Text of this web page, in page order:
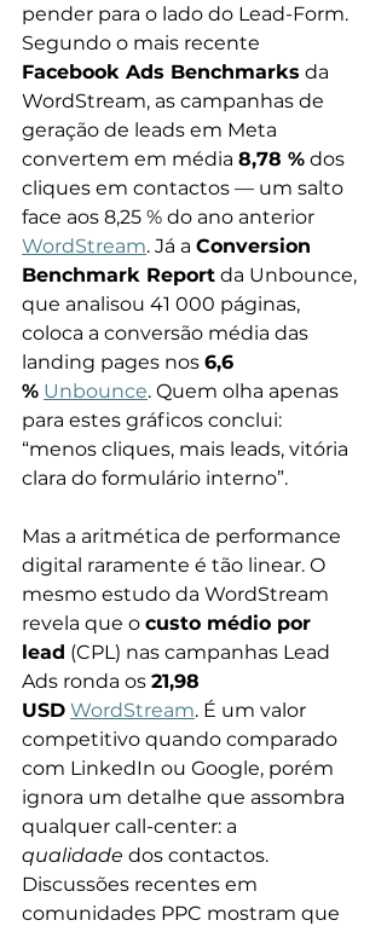
pender para o lado do Lead-Form.
Segundo o mais recente
Facebook Ads Benchmarks da
WordStream, as campanhas de
geração de leads em Meta
convertem em média 8,78 % dos
cliques em contactos — um salto
face aos 8,25 % do ano anterior
WordStream. Já a Conversion
Benchmark Report da Unbounce,
que analisou 41 000 páginas,
coloca a conversão média das
landing pages nos 6,6
% Unbounce. Quem olha apenas
para estes gráficos conclui:
“menos cliques, mais leads, vitória
clara do formulário interno”.
Mas a aritmética de performance
digital raramente é tão linear. O
mesmo estudo da WordStream
revela que o custo médio por
lead (CPL) nas campanhas Lead
Ads ronda os 21,98
USD WordStream. É um valor
competitivo quando comparado
com LinkedIn ou Google, porém
ignora um detalhe que assombra
qualquer call-center: a
qualidade dos contactos.
Discussões recentes em
comunidades PPC mostram que